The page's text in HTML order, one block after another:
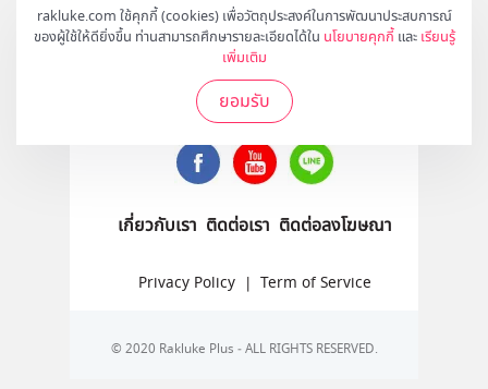
rakluke.com ใช้คุกกี้ (cookies) เพื่อวัตถุประสงค์ในการพัฒนาประสบการณ์
ของผู้ใช้ให้ดียิ่งขึ้น ท่านสามารถศึกษารายละเอียดได้ใน นโยบายคุกกี้ และ เรียนรู้
เพิ่มเติม
ยอมรับ
ติดตามเราได้ที่
เกี่ยวกับเรา ติดต่อเรา ติดต่อลงโฆษณา
Privacy Policy | Term of Service
© 2020 Rakluke Plus - ALL RIGHTS RESERVED.